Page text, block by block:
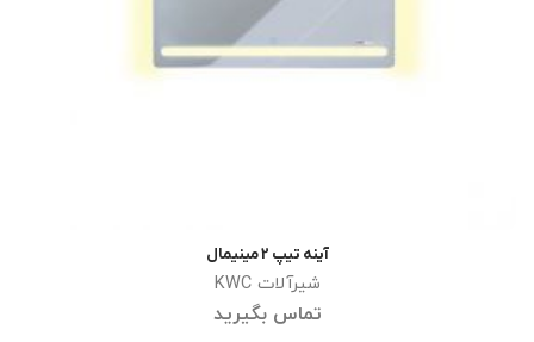
اطلاعات بیشتر
آینه تیپ 2 مینیمال
شیرآلات KWC
تماس بگیرید